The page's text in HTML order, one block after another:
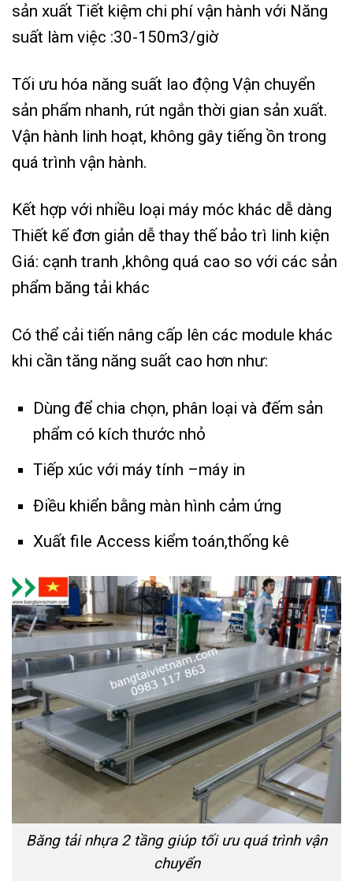
sản xuất Tiết kiệm chi phí vận hành với Năng
suất làm việc :30-150m3/giờ
Tối ưu hóa năng suất lao động Vận chuyển
sản phẩm nhanh, rút ngắn thời gian sản xuất.
Vận hành linh hoạt, không gây tiếng ồn trong
quá trình vận hành.
Kết hợp với nhiều loại máy móc khác dễ dàng
Thiết kế đơn giản dễ thay thế bảo trì linh kiện
Giá: cạnh tranh ,không quá cao so với các sản
phẩm băng tải khác
Có thể cải tiến nâng cấp lên các module khác
khi cần tăng năng suất cao hơn như:
Dùng để chia chọn, phân loại và đếm sản
phẩm có kích thước nhỏ
Tiếp xúc với máy tính –máy in
Điều khiển bằng màn hình cảm ứng
Xuất file Access kiểm toán,thống kê
Băng tải nhựa 2 tầng giúp tối ưu quá trình vận
chuyển